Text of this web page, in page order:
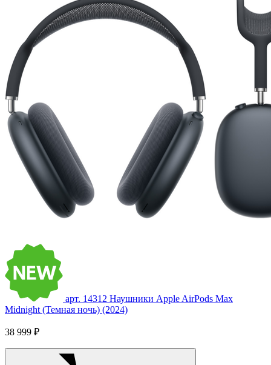
арт. 14312 Наушники Apple AirPods Max
Midnight (Темная ночь) (2024)
38 999 ₽